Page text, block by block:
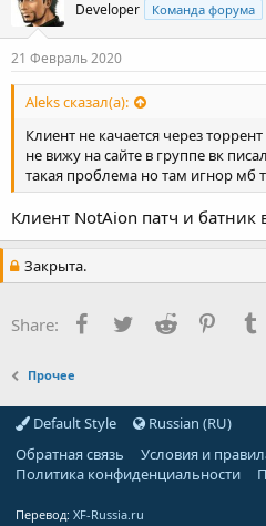
Developer Команда форума
21 Февраль 2020
Aleks сказал(а):
Клиент не качается через
не вижу на сайте в группе вк
такая проблема но там игнор мб
Клиент NotAion патч и батник
Закрыта.
Share: Facebook
TwitterReddit
Прочее
Default Style
Russian (RU)
Обратная связь
Условия и
Политика конфиденциальности
Перевод: XF-Russia.ru